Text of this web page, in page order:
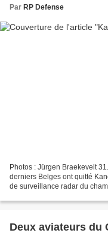
Par RP Defense
Photos : Jürgen Braekevelt
derniers Belges ont quitté
de surveillance radar du
Deux aviateurs du